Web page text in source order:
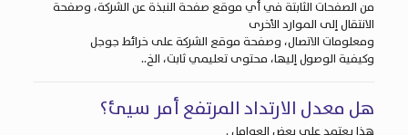
من الصفحات الثابتة في أي موقع صفحة النبذة عن الشركة، وصفحة
الانتقال إلى الموارد الأخرى
ومعلومات الاتصال، وصفحة موقع الشركة على خرائط جوجل
وكيفية الوصول إليها، محتوى تعليمي ثابت، الخ..
هل معدل الارتداد المرتفع أمر سيئ؟